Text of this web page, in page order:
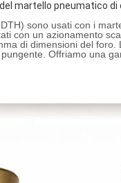
martello pneumatico
sono usati con i
con un azionamento
di dimensioni del
Offriamo una